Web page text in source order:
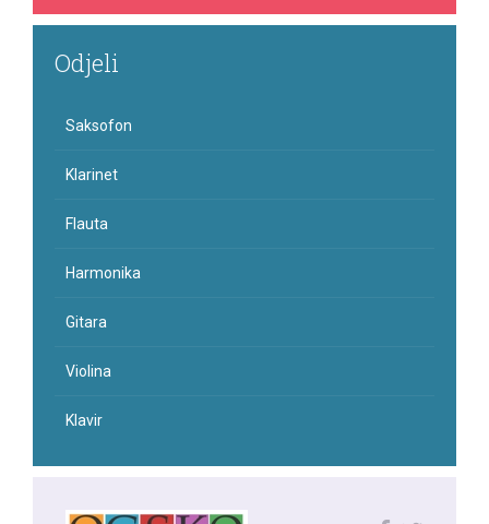
Odjeli
Saksofon
Klarinet
Flauta
Harmonika
Gitara
Violina
Klavir